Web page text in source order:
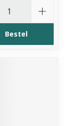
Bestel